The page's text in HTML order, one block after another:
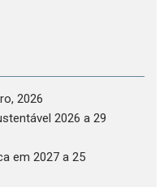
2026
2026 a 29
em 2027 a 25